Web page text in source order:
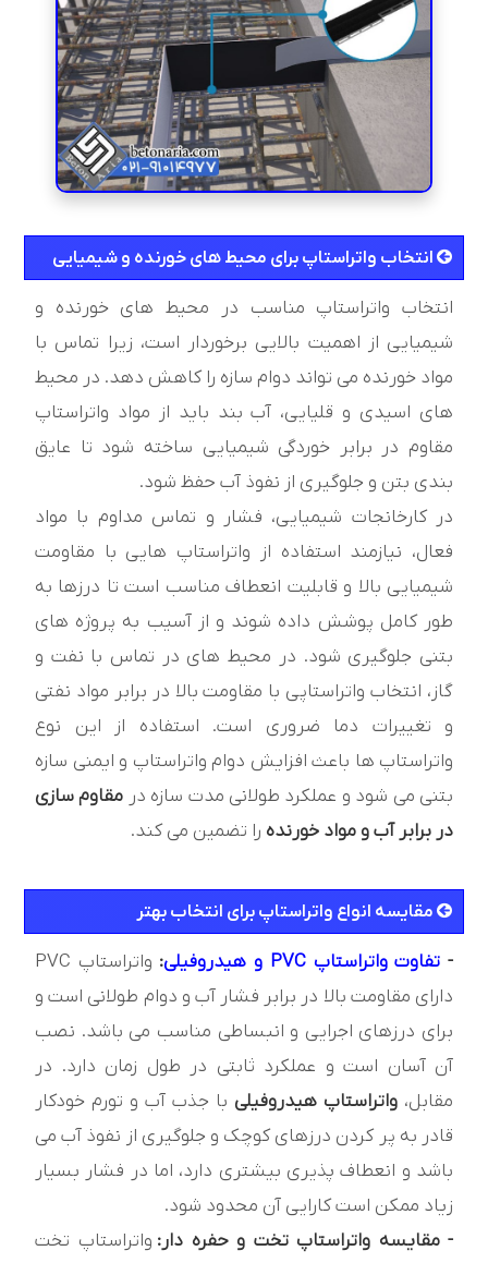
انتخاب واتراستاپ برای محيط های خورنده و شيميايی
انتخاب واتراستاپ مناسب در محیط های خورنده و
شیمیایی از اهمیت بالایی برخوردار است، زیرا تماس با
مواد خورنده می تواند دوام سازه را کاهش دهد. در محیط
های اسیدی و قلیایی، آب بند باید از مواد واتراستاپ
مقاوم در برابر خوردگی شیمیایی ساخته شود تا عایق
بندی بتن و جلوگیری از نفوذ آب حفظ شود.
در کارخانجات شیمیایی، فشار و تماس مداوم با مواد
فعال، نیازمند استفاده از واتراستاپ هایی با مقاومت
شیمیایی بالا و قابلیت انعطاف مناسب است تا درزها به
طور کامل پوشش داده شوند و از آسیب به پروژه های
بتنی جلوگیری شود. در محیط های در تماس با نفت و
گاز، انتخاب واتراستاپی با مقاومت بالا در برابر مواد نفتی
و تغییرات دما ضروری است. استفاده از این نوع
واتراستاپ ها باعث افزایش دوام واتراستاپ و ایمنی سازه
بتنی می شود و عملکرد طولانی مدت سازه در مقاوم سازی
در برابر آب و مواد خورنده را تضمین می کند.
مقايسه انواع واتراستاپ برای انتخاب بهتر
- تفاوت واتراستاپ PVC و هیدروفیلی :
واتراستاپ PVC
دارای مقاومت بالا در برابر فشار آب و دوام طولانی است و
برای درزهای اجرایی و انبساطی مناسب می باشد. نصب
آن آسان است و عملکرد ثابتی در طول زمان دارد. در
مقابل، واتراستاپ هیدروفیلی با جذب آب و تورم خودکار
قادر به پر کردن درزهای کوچک و جلوگیری از نفوذ آب می
باشد و انعطاف پذیری بیشتری دارد، اما در فشار بسیار
زیاد ممکن است کارایی آن محدود شود.
- مقایسه واتراستاپ تخت و حفره دار: واتراستاپ تخت